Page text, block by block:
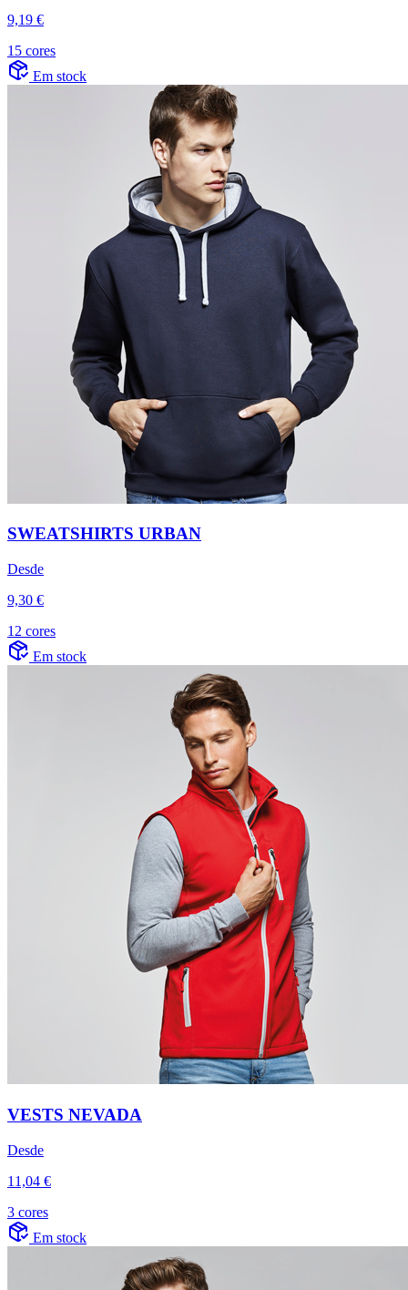
9,19 €
15 cores
Em stock
SWEATSHIRTS URBAN
Desde
9,30 €
12 cores
Em stock
VESTS NEVADA
Desde
11,04 €
3 cores
Em stock